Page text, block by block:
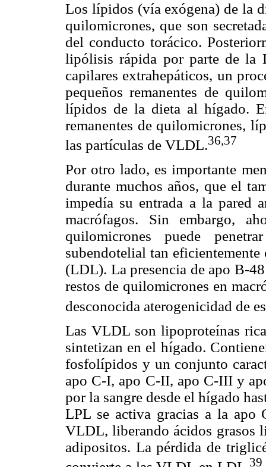
Los lípidos (vía exógena) de la
quilomicrones, que son
del conducto torácico.
lipólisis rápida por parte de la
capilares extrahepáticos, un
pequeños remanentes de
lípidos de la dieta al hígado.
remanentes de quilomicrones,
las partículas de VLDL.36,37
Por otro lado, es importante
durante muchos años, que el
impedía su entrada a la pared
macrófagos. Sin embargo,
quilomicrones puede
subendotelial tan
(LDL). La presencia de apo B-
restos de quilomicrones en
desconocida aterogenicidad de
Las VLDL son lipoproteínas
sintetizan en el hígado.
fosfolípidos y un conjunto
apo C-I, apo C-II, apo C-III y
por la sangre desde el hígado
LPL se activa gracias a la
VLDL, liberando ácidos grasos
adipositos. La pérdida de
39